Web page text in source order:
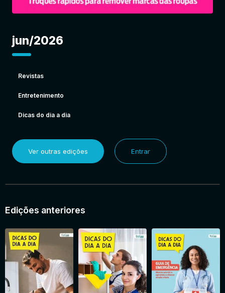
jun/2026
Revistas
Entretenimento
Dicas do dia a dia
Ver outras edições Entrar
Edições anteriores